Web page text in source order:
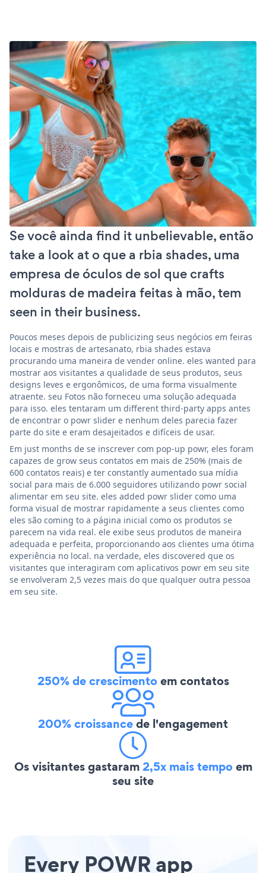
Se você ainda find it unbelievable, então
take a look at o que a rbia shades, uma
empresa de óculos de sol que crafts
molduras de madeira feitas à mão, tem
seen in their business.
Poucos meses depois de publicizing seus negócios em feiras
locais e mostras de artesanato, rbia shades estava
procurando uma maneira de vender online. eles wanted para
mostrar aos visitantes a qualidade de seus produtos, seus
designs leves e ergonômicos, de uma forma visualmente
atraente. seu Fotos não forneceu uma solução adequada
para isso. eles tentaram um different third-party apps antes
de encontrar o powr slider e nenhum deles parecia fazer
parte do site e eram desajeitados e difíceis de usar.
Em just months de se inscrever com pop-up powr, eles foram
capazes de grow seus contatos em mais de 250% (mais de
600 contatos reais) e ter constantly aumentado sua mídia
social para mais de 6.000 seguidores utilizando powr social
alimentar em seu site. eles added powr slider como uma
forma visual de mostrar rapidamente a seus clientes como
eles são coming to a página inicial como os produtos se
parecem na vida real. ele exibe seus produtos de maneira
adequada e perfeita, proporcionando aos clientes uma ótima
experiência no local. na verdade, eles discovered que os
visitantes que interagiram com aplicativos powr em seu site
se envolveram 2,5 vezes mais do que qualquer outra pessoa
em seu site.
250% de crescimentoem contatos
200% croissancede l'engagement
Os visitantes gastaram2,5x mais tempoem
seu site
Every POWR app